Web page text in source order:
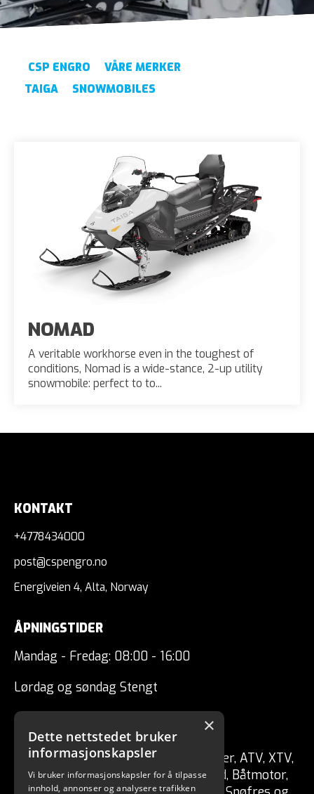
CSP ENGRO
VÅRE MERKER
TAIGA
SNOWMOBILES
NOMAD
A veritable workhorse even in the toughest of
conditions, Nomad is a wide-stance, 2-up utility
snowmobile: perfect to to...
KONTAKT
+4778434000
post@cspengro.no
Energiveien 4, Alta, Norway
ÅPNINGSTIDER
Mandag - Fredag: 08:00 - 16:00
Lørdag og søndag Stengt
CSP ENGRO AS
Forhandler av fritidskjøretøy Tilhenger, ATV, XTV,
UTV, Mopedbil, Snøscooter, MC, Moped, Båtmotor,
×
Dette nettstedet bruker
informasjonskapsler
Vi bruker informasjonskapsler for å tilpasse
innhold, annonser og analysere trafikken